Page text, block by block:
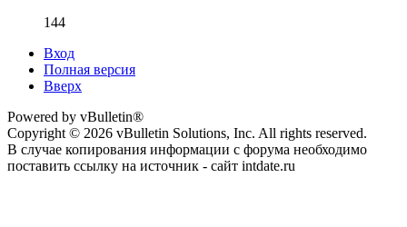
144
Вход
Полная версия
Вверх
Powered by vBulletin®
Copyright © 2026 vBulletin Solutions, Inc. All rights reserved.
В случае копирования информации с форума необходимо
поставить ссылку на источник - сайт intdate.ru